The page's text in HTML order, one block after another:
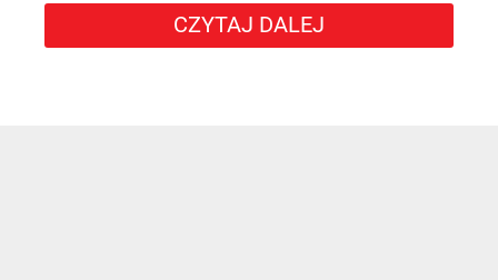
CZYTAJ DALEJ